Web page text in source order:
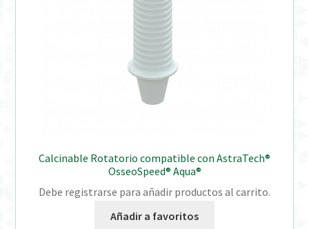
Calcinable Rotatorio compatible con AstraTech®
OsseoSpeed® Aqua®
Debe registrarse para añadir productos al carrito.
Añadir a favoritos